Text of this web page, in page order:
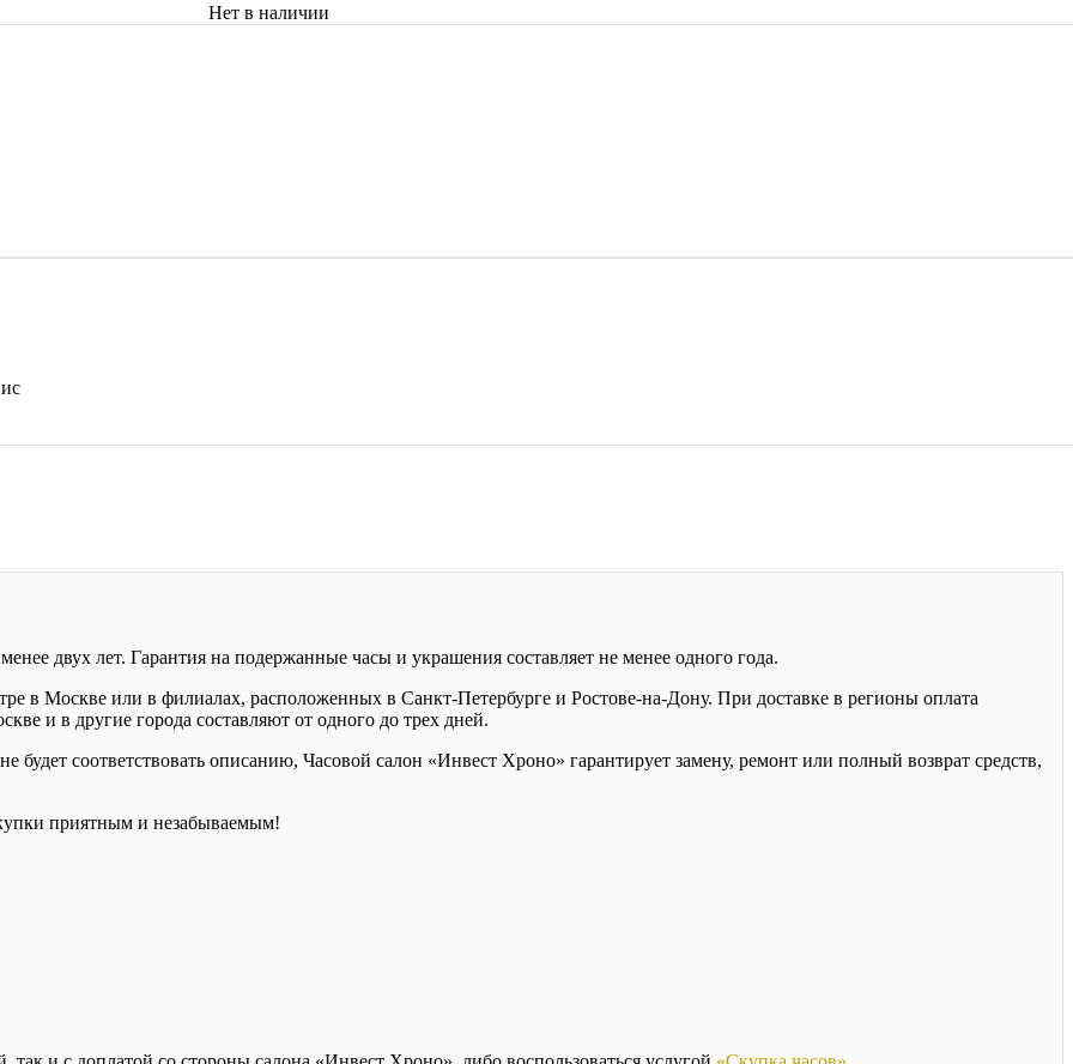
Нет в наличии
двух лет. Гарантия на подержанные часы и украшения составляет не менее одного года.
в Москве или в филиалах, расположенных в Санкт-Петербурге и Ростове-на-Дону. При доставке в регионы оплата
и в другие города составляют от одного до трех дней.
соответствовать описанию, Часовой салон «Инвест Хроно» гарантирует замену, ремонт или полный возврат средств,
приятным и незабываемым!